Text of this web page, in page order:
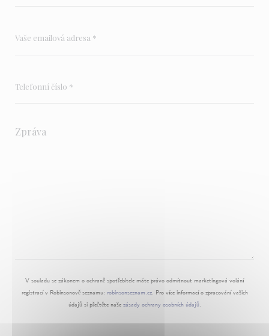
V souladu se zákonem o ochraně spotřebitele máte právo odmítnout marketingová volání
registrací v Robinsonově seznamu: robinsonseznam.cz. Pro více informací o zpracování vašich
údajů si přečtěte naše zásady ochrany osobních údajů.